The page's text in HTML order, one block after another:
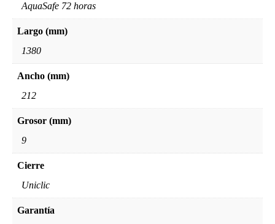
AquaSafe 72 horas
Largo (mm)
1380
Ancho (mm)
212
Grosor (mm)
9
Cierre
Uniclic
Garantía